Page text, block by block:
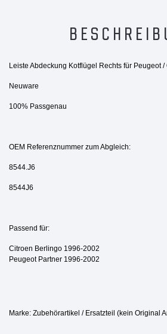
Leiste Abdeckung Kotflügel Rechts für Peugeot /
Neuware
100% Passgenau
OEM Referenznummer zum Abgleich:
8544.J6
8544J6
Passend für:
Citroen Berlingo 1996-2002
Peugeot Partner 1996-2002
Marke: Zubehörartikel / Ersatzteil (kein Original